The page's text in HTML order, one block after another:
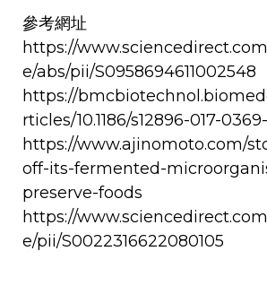
參考網址
https://
e/abs/pii/S0958694611002548
https://
rticles/10.1186/s12896-017-
https://www.ajinomoto.com/
off-its-fermented-
preserve-foods
https://
e/pii/S0022316622080105